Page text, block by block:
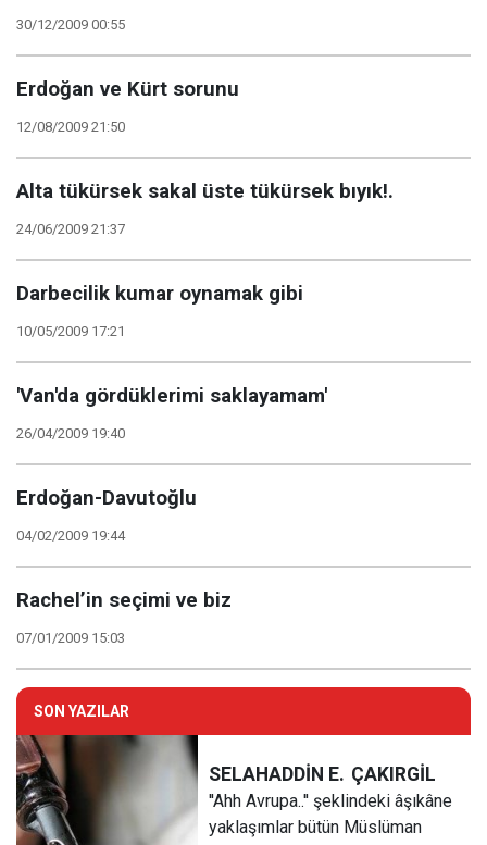
30/12/2009 00:55
Erdoğan ve Kürt sorunu
12/08/2009 21:50
Alta tükürsek sakal üste tükürsek bıyık!.
24/06/2009 21:37
Darbecilik kumar oynamak gibi
10/05/2009 17:21
'Van'da gördüklerimi saklayamam'
26/04/2009 19:40
Erdoğan-Davutoğlu
04/02/2009 19:44
Rachel’in seçimi ve biz
07/01/2009 15:03
SON YAZILAR
SELAHADDİN E. ÇAKIRGİL
''Ahh Avrupa..'' şeklindeki âşıkâne
yaklaşımlar bütün Müslüman